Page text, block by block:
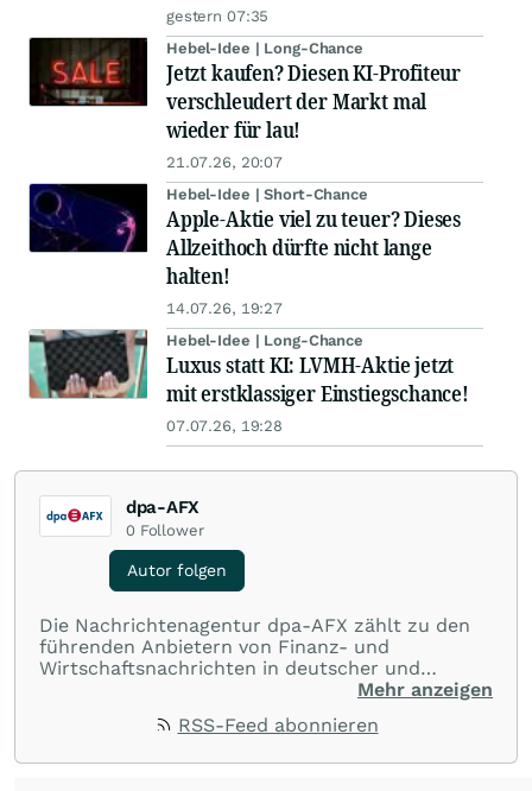
gestern 07:35
Hebel-Idee | Long-Chance
Jetzt kaufen? Diesen KI-Profiteur
verschleudert der Markt mal
wieder für lau!
21.07.26, 20:07
Hebel-Idee | Short-Chance
Apple-Aktie viel zu teuer? Dieses
Allzeithoch dürfte nicht lange
halten!
14.07.26, 19:27
Hebel-Idee | Long-Chance
Luxus statt KI: LVMH-Aktie jetzt
mit erstklassiger Einstiegschance!
07.07.26, 19:28
dpa-AFX
0 Follower
Autor folgen
Die Nachrichtenagentur dpa-AFX zählt zu den
führenden Anbietern von Finanz- und
Wirtschaftsnachrichten in deutscher und
englischer Sprache. Gestützt auf ein
dpa-AFX unabhängig, zuverlässig und schnell
Mehr anzeigen
RSS-Feed abonnieren